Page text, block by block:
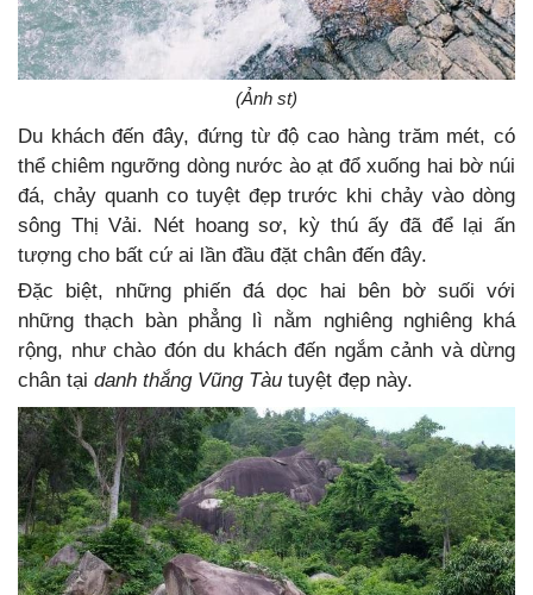
(Ảnh st)
Du khách đến đây, đứng từ độ cao hàng trăm mét, có
thể chiêm ngưỡng dòng nước ào ạt đổ xuống hai bờ núi
đá, chảy quanh co tuyệt đẹp trước khi chảy vào dòng
sông Thị Vải. Nét hoang sơ, kỳ thú ấy đã để lại ấn
tượng cho bất cứ ai lần đầu đặt chân đến đây.
Đặc biệt, những phiến đá dọc hai bên bờ suối với
những thạch bàn phẳng lì nằm nghiêng nghiêng khá
rộng, như chào đón du khách đến ngắm cảnh và dừng
chân tại danh thắng Vũng Tàu tuyệt đẹp này.